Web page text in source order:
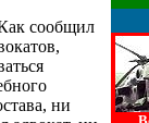
сообщил
ни